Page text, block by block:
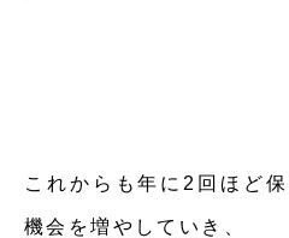
これからも年に2回ほど
機会を増やしていき、